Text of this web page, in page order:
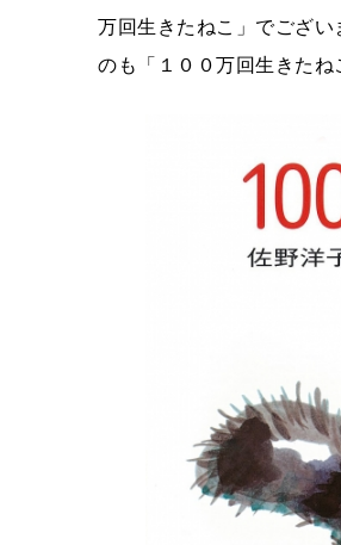
万回生きたねこ」でござ
のも「１００万回生きたね